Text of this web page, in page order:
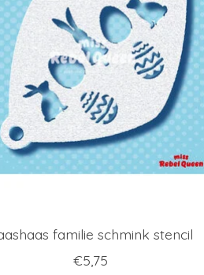
familie schmink stencil
€5,75